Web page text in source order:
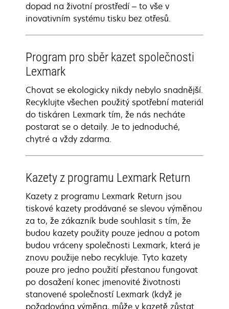
dopad na životní prostředí – to vše v
inovativním systému tisku bez otřesů.
Program pro sběr kazet společnosti
Lexmark
Chovat se ekologicky nikdy nebylo snadnější.
Recyklujte všechen použitý spotřební materiál
do tiskáren Lexmark tím, že nás necháte
postarat se o detaily. Je to jednoduché,
chytré a vždy zdarma.
Kazety z programu Lexmark Return
Kazety z programu Lexmark Return jsou
tiskové kazety prodávané se slevou výměnou
za to, že zákazník bude souhlasit s tím, že
budou kazety použity pouze jednou a potom
budou vráceny společnosti Lexmark, která je
znovu použije nebo recykluje. Tyto kazety
pouze pro jedno použití přestanou fungovat
po dosažení konec jmenovité životnosti
stanovené společností Lexmark (když je
požadována výměna, může v kazetě zůstat